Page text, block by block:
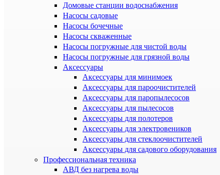
Домовые станции водоснабжения
Насосы садовые
Насосы бочечные
Насосы скваженные
Насосы погружные для чистой воды
Насосы погружные для грязной воды
Аксессуары
Аксессуары для минимоек
Аксессуары для пароочистителей
Аксессуары для паропылесосов
Аксессуары для пылесосов
Аксессуары для полотеров
Аксессуары для электровеников
Аксессуары для стеклоочистителей
Аксессуары для садового оборудования
Профессиональная техника
АВД без нагрева воды